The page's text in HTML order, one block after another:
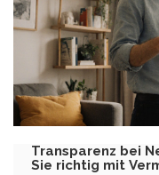
Transparenz bei
Sie richtig mit